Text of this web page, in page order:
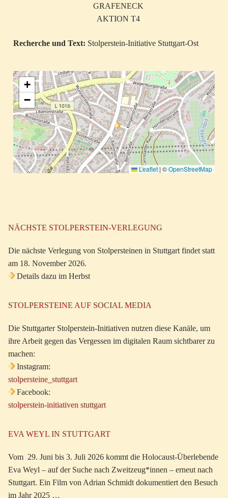
GRAFENECK
AKTION T4
Recherche und Text: Stolperstein-Initiative Stuttgart-Ost
+
−
Leaflet|©OpenStreetMap
NÄCHSTE STOLPERSTEIN-VERLEGUNG
Die nächste Verlegung von Stolpersteinen in Stuttgart findet statt
am 18. November 2026.
Details dazu im Herbst
STOLPERSTEINE AUF SOCIAL MEDIA
Die Stuttgarter Stolperstein-Initiativen nutzen diese Kanäle, um
ihre Arbeit gegen das Vergessen im digitalen Raum sichtbarer zu
machen:
Instagram:
stolpersteine_stuttgart
Facebook:
stolperstein-initiativen stuttgart
EVA WEYL IN STUTTGART
Vom 29. Juni bis 3. Juli 2026 kommt die Holocaust-Überlebende
Eva Weyl – auf der Suche nach Zweitzeug*innen – erneut nach
Stuttgart. Ein Film von Adrian Schmidt dokumentiert den Besuch
im Jahr 2025 …